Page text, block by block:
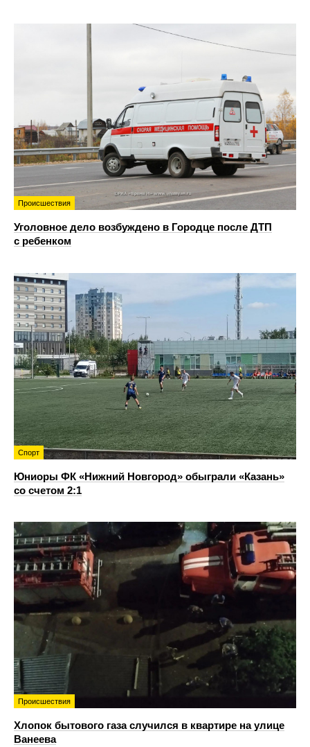
Происшествия
Уголовное дело возбуждено в Городце после ДТП
с ребенком
Спорт
Юниоры ФК «Нижний Новгород» обыграли «Казань»
со счетом 2:1
Происшествия
Хлопок бытового газа случился в квартире на улице
Ванеева